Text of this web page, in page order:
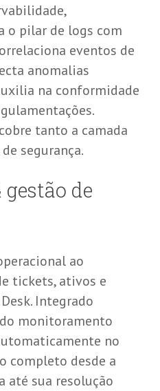
,
o pilar de logs com
eventos de
anomalias
na conformidade
tanto a camada
segurança.
gestão de
ao
tickets, ativos e
Integrado
monitoramento
no
completo desde a
até sua resolução